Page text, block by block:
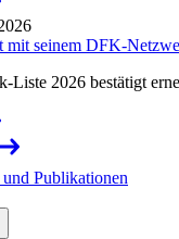
seinem DFK-
Liste 2026 bestätigt
Publikationen